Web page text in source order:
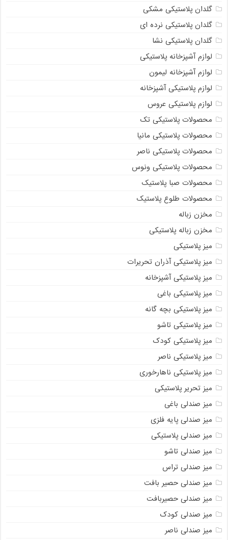
گلدان پلاستیکی مشکی
گلدان پلاستیکی نرده ای
گلدان پلاستیکی نشا
لوازم آشپزخانه پلاستیکی
لوازم آشپزخانه لیمون
لوازم پلاستیکی آشپزخانه
لوازم پلاستیکی عروس
محصولات پلاستیکی تک
محصولات پلاستیکی مانیا
محصولات پلاستیکی ناصر
محصولات پلاستیکی ونوس
محصولات صبا پلاستیک
محصولات طلوع پلاستیک
مخزن زباله
مخزن زباله پلاستیکی
میز پلاستیکی
میز پلاستیکی آذران تحریرات
میز پلاستیکی آشپزخانه
میز پلاستیکی باغی
میز پلاستیکی بچه گانه
میز پلاستیکی تاشو
میز پلاستیکی کودک
میز پلاستیکی ناصر
میز پلاستیکی ناهارخوری
میز تحریر پلاستیکی
میز صندلی باغی
میز صندلی پایه فلزی
میز صندلی پلاستیکی
میز صندلی تاشو
میز صندلی تراس
میز صندلی حصیر بافت
میز صندلی حصیربافت
میز صندلی کودک
میز صندلی ناصر